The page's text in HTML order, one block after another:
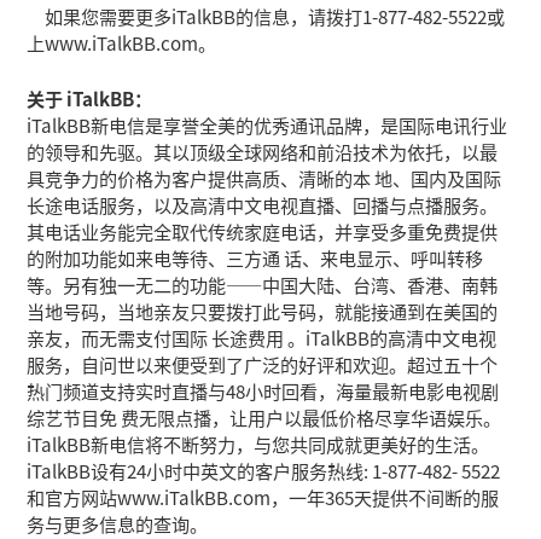
如果您需要更多iTalkBB的信息，请拨打1-877-482-5522或
上www.iTalkBB.com。
关于 iTalkBB：
iTalkBB新电信是享誉全美的优秀通讯品牌，是国际电讯行业
的领导和先驱。其以顶级全球网络和前沿技术为依托，以最
具竞争力的价格为客户提供高质、清晰的本 地、国内及国际
长途电话服务，以及高清中文电视直播、回播与点播服务。
其电话业务能完全取代传统家庭电话，并享受多重免费提供
的附加功能如来电等待、三方通 话、来电显示、呼叫转移
等。另有独一无二的功能——中国大陆、台湾、香港、南韩
当地号码，当地亲友只要拨打此号码，就能接通到在美国的
亲友，而无需支付国际 长途费用 。iTalkBB的高清中文电视
服务，自问世以来便受到了广泛的好评和欢迎。超过五十个
热门频道支持实时直播与48小时回看，海量最新电影电视剧
综艺节目免 费无限点播，让用户以最低价格尽享华语娱乐。
iTalkBB新电信将不断努力，与您共同成就更美好的生活。
iTalkBB设有24小时中英文的客户服务热线: 1-877-482- 5522
和官方网站www.iTalkBB.com，一年365天提供不间断的服
务与更多信息的查询。